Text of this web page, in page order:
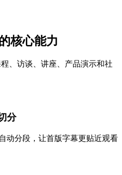
核心能力
、访谈、讲座、产品演示和社
分
动分段，让首版字幕更贴近观看